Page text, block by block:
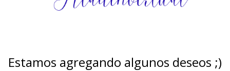
Estamos agregando algunos deseos ;)